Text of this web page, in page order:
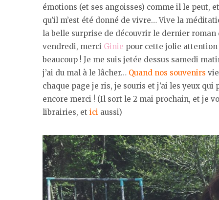
émotions (et ses angoisses) comme il le peut,
qu’il m’est été donné de vivre… Vive la
la belle surprise de découvrir le dernier roman
vendredi, merci Ginie pour cette jolie attention
beaucoup ! Je me suis jetée dessus samedi
j’ai du mal à le lâcher… Quand nos souvenirs
chaque page je ris, je souris et j’ai les yeux qui
encore merci ! (Il sort le 2 mai prochain, et je
librairies, et ici aussi)